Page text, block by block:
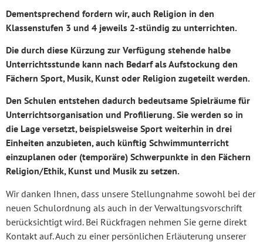
Dementsprechend fordern wir, auch Religion in den
Klassenstufen 3 und 4 jeweils 2-stündig zu unterrichten.
Die durch diese Kürzung zur Verfügung stehende halbe
Unterrichtsstunde kann nach Bedarf als Aufstockung den
Fächern Sport, Musik, Kunst oder Religion zugeteilt werden.
Den Schulen entstehen dadurch bedeutsame Spielräume für
Unterrichtsorganisation und Profilierung. Sie werden so in
die Lage versetzt, beispielsweise Sport weiterhin in drei
Einheiten anzubieten, auch künftig Schwimmunterricht
einzuplanen oder (temporäre) Schwerpunkte in den Fächern
Religion/Ethik, Kunst und Musik zu setzen.
Wir danken Ihnen, dass unsere Stellungnahme sowohl bei der
neuen Schulordnung als auch in der Verwaltungsvorschrift
berücksichtigt wird. Bei Rückfragen nehmen Sie gerne direkt
Kontakt auf. Auch zu einer persönlichen Erläuterung unserer